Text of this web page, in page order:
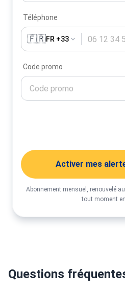
Téléphone
🇫🇷FR +33
Code promo
Activer mes
Abonnement mensuel, renouvelé
tout moment
Questions